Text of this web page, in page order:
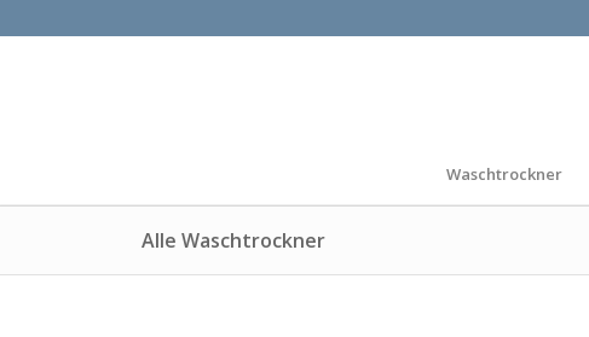
Waschtrockner
Alle Waschtrockner